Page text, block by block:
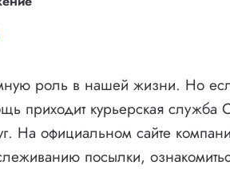
роль в нашей жизни. Но
приходит курьерская
На официальном сайте
посылки,